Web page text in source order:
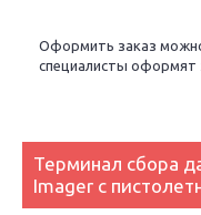
Оформить заказ
специалисты оформят
Терминал сбора
Imager с